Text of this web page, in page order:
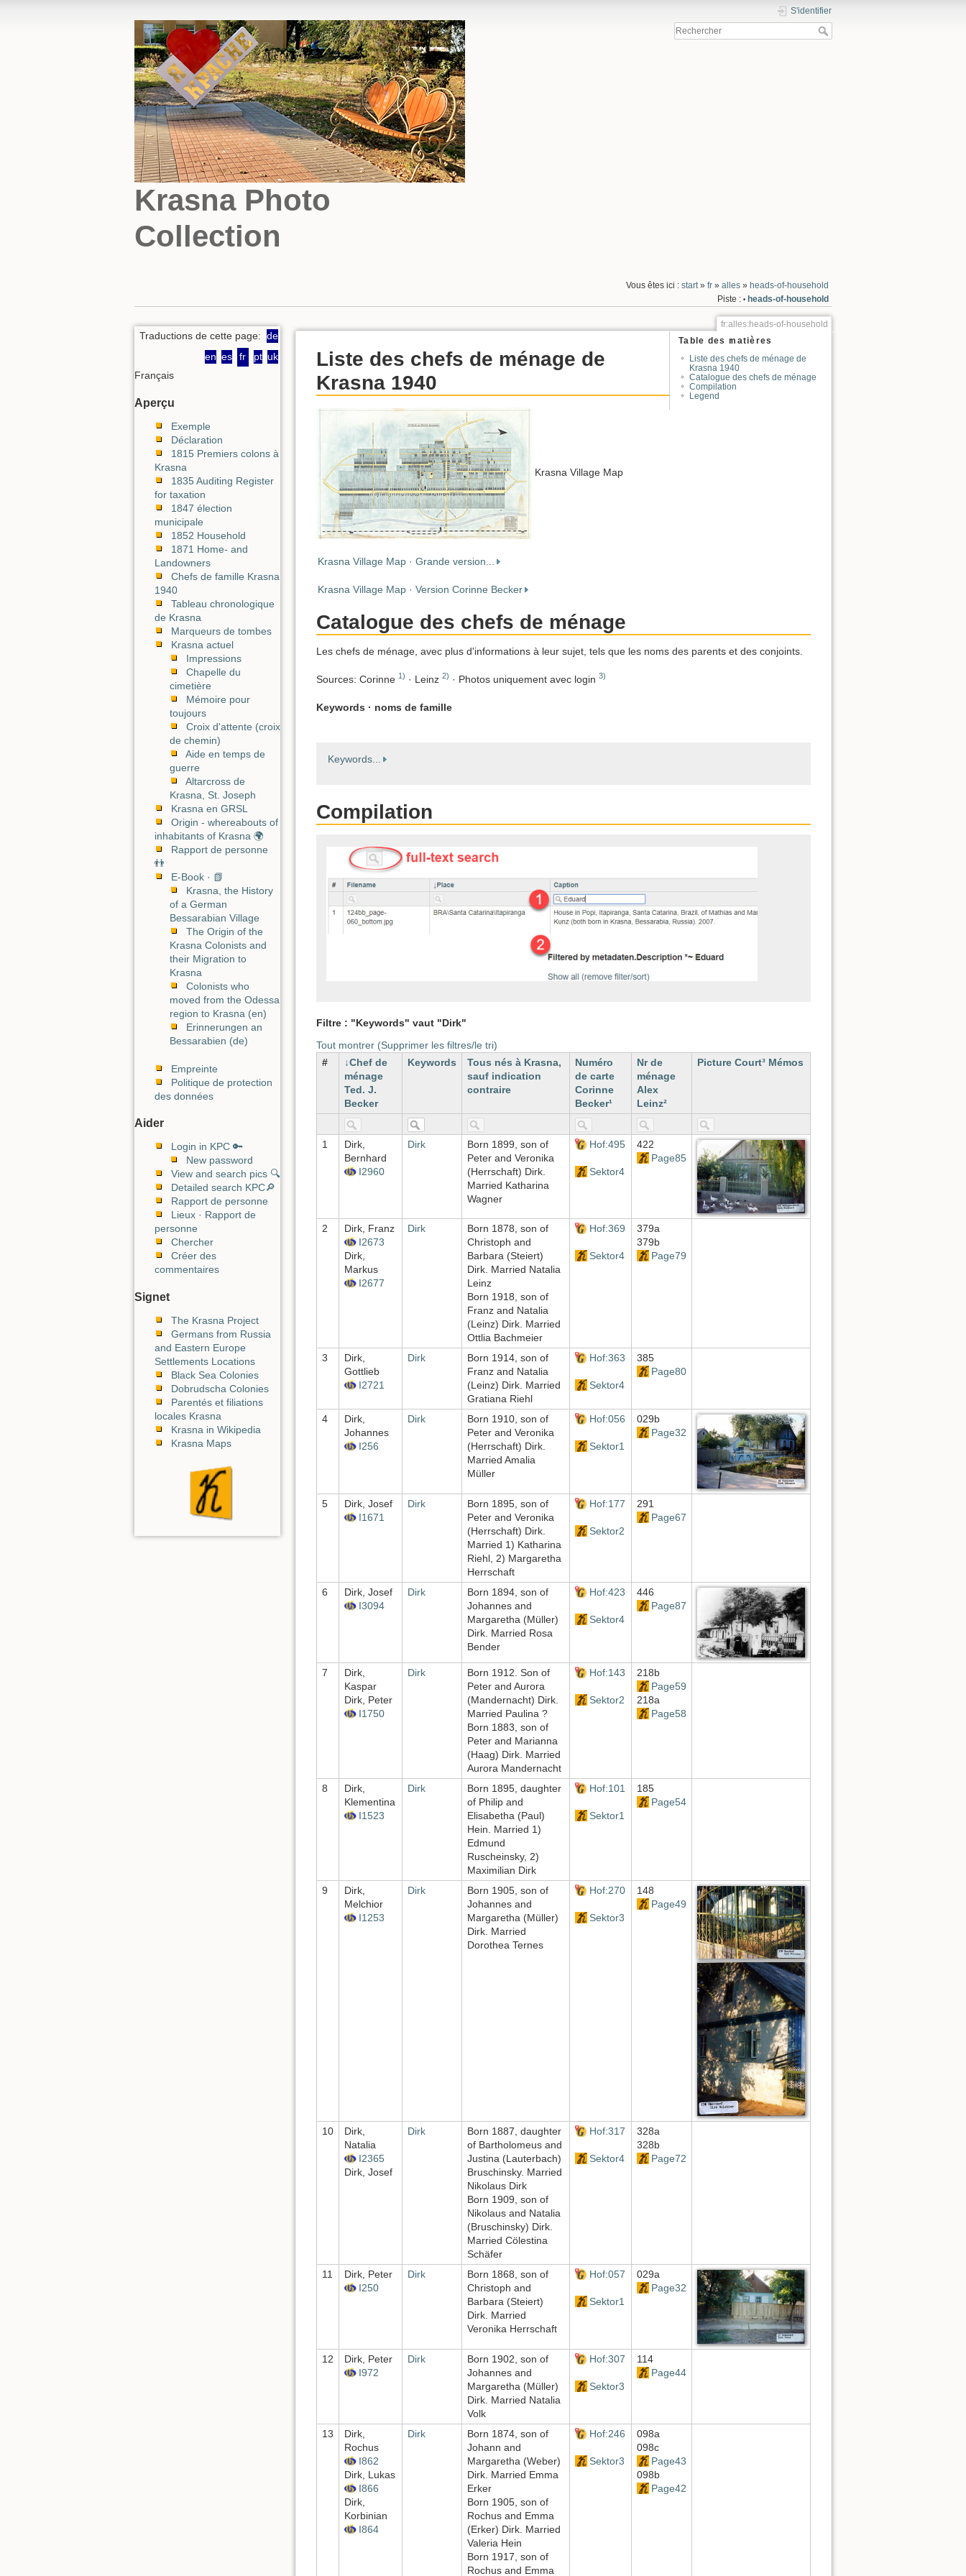
Krasna Photo
Collection
S'identifier
Vous êtes ici : start» fr» alles» heads-of-household
Piste : • heads-of-household
Traductions de cette page: de
en es fr pt uk
Français
Aperçu
Exemple
Déclaration
1815 Premiers colons à
Krasna
1835 Auditing Register
for taxation
1847 élection
municipale
1852 Household
1871 Home- and
Landowners
Chefs de famille Krasna
1940
Tableau chronologique
de Krasna
Marqueurs de tombes
Krasna actuel
Impressions
Chapelle du
cimetière
Mémoire pour
toujours
Croix d'attente (croix
de chemin)
Aide en temps de
guerre
Altarcross de
Krasna, St. Joseph
Krasna en GRSL
Origin - whereabouts of
inhabitants of Krasna 🌍
Rapport de personne
👬
E-Book · 📗
Krasna, the History
of a German
Bessarabian Village
The Origin of the
Krasna Colonists and
their Migration to
Krasna
Colonists who
moved from the Odessa
region to Krasna (en)
Erinnerungen an
Bessarabien (de)
Empreinte
Politique de protection
des données
Aider
Login in KPC 🔑
New password
View and search pics 🔍
Detailed search KPC🔎
Rapport de personne
Lieux · Rapport de
personne
Chercher
Créer des
commentaires
Signet
The Krasna Project
Germans from Russia
and Eastern Europe
Settlements Locations
Black Sea Colonies
Dobrudscha Colonies
Parentés et filiations
locales Krasna
Krasna in Wikipedia
Krasna Maps
fr:alles:heads-of-household
Table des matières
Liste des chefs de ménage de
Krasna 1940
Catalogue des chefs de ménage
Compilation
Legend
Liste des chefs de ménage de
Krasna 1940
Krasna Village Map
Krasna Village Map · Grande version...
Krasna Village Map · Version Corinne Becker
Catalogue des chefs de ménage
Les chefs de ménage, avec plus d'informations à leur sujet, tels que les noms des parents et des conjoints.
Sources: Corinne 1) · Leinz 2) · Photos uniquement avec login 3)
Keywords · noms de famille
Keywords...
Compilation
Filtre : "Keywords" vaut "Dirk"
Tout montrer (Supprimer les filtres/le tri)
#
Chef de
ménage
Ted. J.
Becker
Keywords
Tous nés à Krasna,
sauf indication
contraire
Numéro
de carte
Corinne
Becker¹
Nr de
ménage
Alex
Leinz²
Picture Court³ Mémos
1
Dirk,
Bernhard
I2960
Dirk
Born 1899, son of
Peter and Veronika
(Herrschaft) Dirk.
Married Katharina
Wagner
Hof:495
Sektor4
422
Page85
2
Dirk, Franz
I2673
Dirk,
Markus
I2677
Dirk
Born 1878, son of
Christoph and
Barbara (Steiert)
Dirk. Married Natalia
Leinz
Born 1918, son of
Franz and Natalia
(Leinz) Dirk. Married
Ottlia Bachmeier
Hof:369
Sektor4
379a
379b
Page79
3
Dirk,
Gottlieb
I2721
Dirk
Born 1914, son of
Franz and Natalia
(Leinz) Dirk. Married
Gratiana Riehl
Hof:363
Sektor4
385
Page80
4
Dirk,
Johannes
I256
Dirk
Born 1910, son of
Peter and Veronika
(Herrschaft) Dirk.
Married Amalia
Müller
Hof:056
Sektor1
029b
Page32
5
Dirk, Josef
I1671
Dirk
Born 1895, son of
Peter and Veronika
(Herrschaft) Dirk.
Married 1) Katharina
Riehl, 2) Margaretha
Herrschaft
Hof:177
Sektor2
291
Page67
6
Dirk, Josef
I3094
Dirk
Born 1894, son of
Johannes and
Margaretha (Müller)
Dirk. Married Rosa
Bender
Hof:423
Sektor4
446
Page87
7
Dirk,
Kaspar
Dirk, Peter
I1750
Dirk
Born 1912. Son of
Peter and Aurora
(Mandernacht) Dirk.
Married Paulina ?
Born 1883, son of
Peter and Marianna
(Haag) Dirk. Married
Aurora Mandernacht
Hof:143
Sektor2
218b
Page59
218a
Page58
8
Dirk,
Klementina
I1523
Dirk
Born 1895, daughter
of Philip and
Elisabetha (Paul)
Hein. Married 1)
Edmund
Ruscheinsky, 2)
Maximilian Dirk
Hof:101
Sektor1
185
Page54
9
Dirk,
Melchior
I1253
Dirk
Born 1905, son of
Johannes and
Margaretha (Müller)
Dirk. Married
Dorothea Ternes
Hof:270
Sektor3
148
Page49
10
Dirk,
Natalia
I2365
Dirk, Josef
Dirk
Born 1887, daughter
of Bartholomeus and
Justina (Lauterbach)
Bruschinsky. Married
Nikolaus Dirk
Born 1909, son of
Nikolaus and Natalia
(Bruschinsky) Dirk.
Married Cölestina
Schäfer
Hof:317
Sektor4
328a
328b
Page72
11
Dirk, Peter
I250
Dirk
Born 1868, son of
Christoph and
Barbara (Steiert)
Dirk. Married
Veronika Herrschaft
Hof:057
Sektor1
029a
Page32
12
Dirk, Peter
I972
Dirk
Born 1902, son of
Johannes and
Margaretha (Müller)
Dirk. Married Natalia
Volk
Hof:307
Sektor3
114
Page44
13
Dirk,
Rochus
I862
Dirk, Lukas
I866
Dirk,
Korbinian
I864
Dirk
Born 1874, son of
Johann and
Margaretha (Weber)
Dirk. Married Emma
Erker
Born 1905, son of
Rochus and Emma
(Erker) Dirk. Married
Valeria Hein
Born 1917, son of
Rochus and Emma
Hof:246
Sektor3
098a
098c
Page43
098b
Page42